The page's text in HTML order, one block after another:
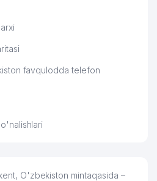
MUSIQA VA SAN'AT
BUSINESS MChJ
SERVIS XUSUSIY
841 м
SERVIS UY-
favqulodda telefon
O'zbekiston mintaqasida –